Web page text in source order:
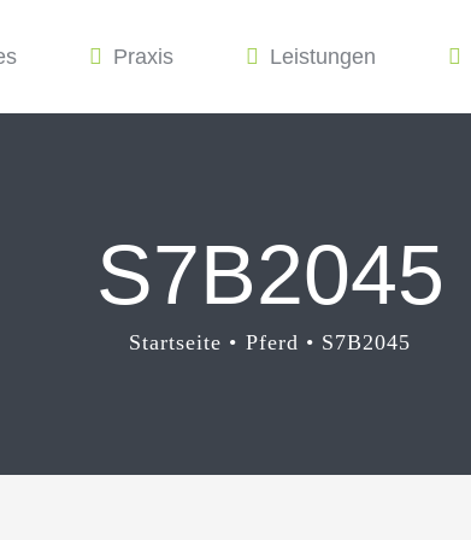
Praxis Leistungen
S7B2045
Startseite Pferd S7B2045